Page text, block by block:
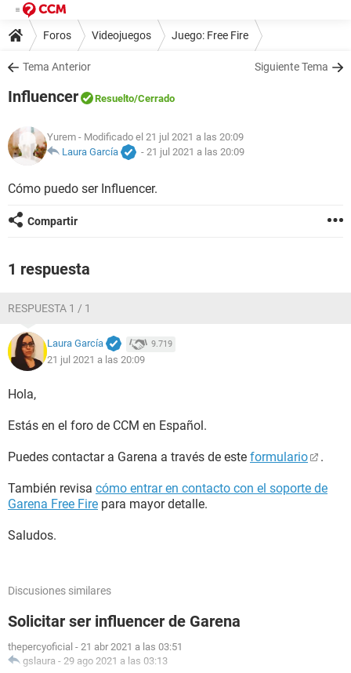
Foros Videojuegos Juego: Free Fire
Tema Anterior Siguiente Tema
Influencer Resuelto/Cerrado
Yurem - Modificado el 21 jul 2021 a las 20:09
Laura García
- 21 jul 2021 a las 20:09
Cómo puedo ser Influencer.
Compartir
1 respuesta
RESPUESTA 1 / 1
Laura García 9.719
21 jul 2021 a las 20:09
Hola,
Estás en el foro de CCM en Español.
Puedes contactar a Garena a través de este formulario .
También revisa cómo entrar en contacto con el soporte de
Garena Free Fire para mayor detalle.
Saludos.
Discusiones similares
Solicitar ser influencer de Garena
thepercyoficial - 21 abr 2021 a las 03:51
gslaura - 29 ago 2021 a las 03:13